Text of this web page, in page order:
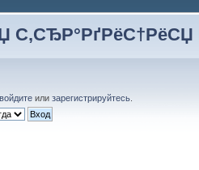
войдите илизарегистрируйтесь